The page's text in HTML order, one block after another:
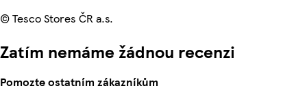
© Tesco Stores ČR a.s.
Zatím nemáme žádnou recenzi
Pomozte ostatním zákazníkům